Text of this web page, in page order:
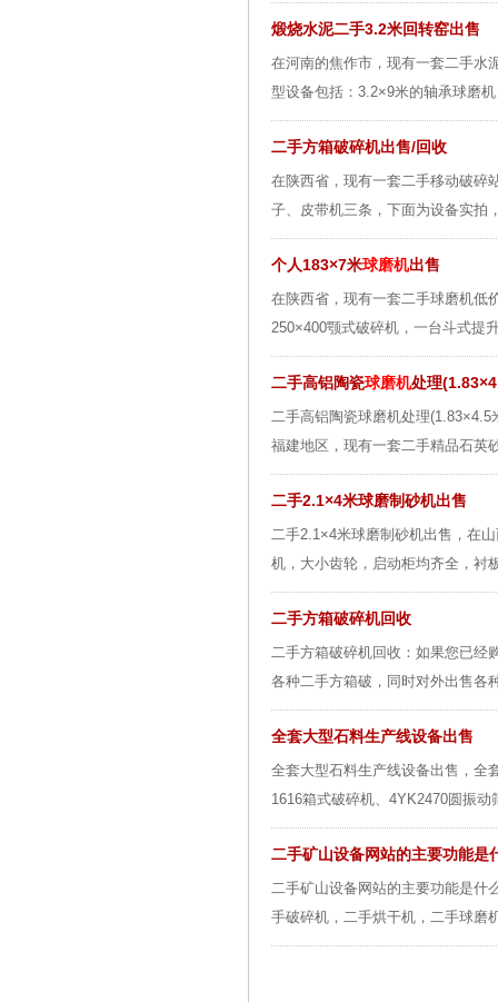
煅烧水泥二手3.2米回转窑出售
在河南的焦作市，现有一套二手水
型设备包括：3.2×9米的轴承球磨
二手方箱破碎机出售/回收
在陕西省，现有一套二手移动破碎
子、皮带机三条，下面为设备实拍
个人183×7米球磨机出售
在陕西省，现有一套二手球磨机低
250×400颚式破碎机，一台斗式提
二手高铝陶瓷球磨机处理
二手高铝陶瓷球磨机处理
福建地区，现有一套二手精品石英
二手2.1×4米球磨制砂机出售
二手2.1×4米球磨制砂机出售，在
机，大小齿轮，启动柜均齐全，衬
二手方箱破碎机回收
二手方箱破碎机回收：如果您已经
各种二手方箱破，同时对外出售各
全套大型石料生产线设备出售
全套大型石料生产线设备出售，全
1616箱式破碎机、4YK2470圆振动
二手矿山设备网站的主要功能是
二手矿山设备网站的主要功能是什
手破碎机，二手烘干机，二手球磨